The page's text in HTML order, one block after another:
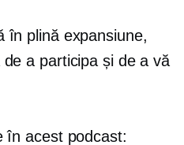
în plină expansiune,
a participa și de a vă
în acest podcast: